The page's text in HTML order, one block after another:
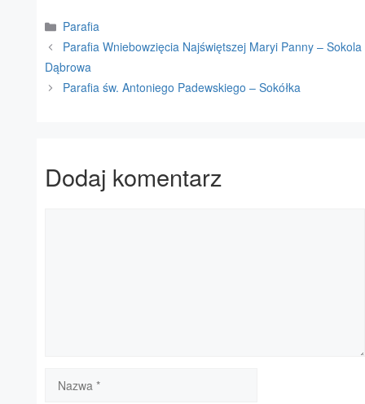
Kategorie
Parafia
Parafia Wniebowzięcia Najświętszej Maryi Panny – Sokola
Dąbrowa
Parafia św. Antoniego Padewskiego – Sokółka
Dodaj komentarz